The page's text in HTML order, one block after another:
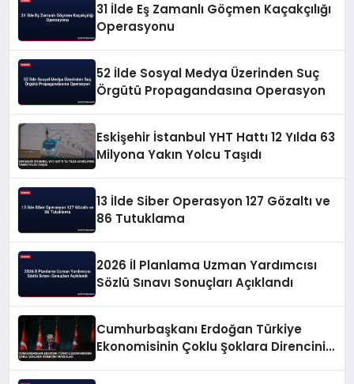
31 İlde Eş Zamanlı Göçmen Kaçakçılığı
Operasyonu
52 İlde Sosyal Medya Üzerinden Suç
Örgütü Propagandasına Operasyon
Eskişehir İstanbul YHT Hattı 12 Yılda 63
Milyona Yakın Yolcu Taşıdı
13 İlde Siber Operasyon 127 Gözaltı ve
86 Tutuklama
2026 İl Planlama Uzman Yardımcısı
Sözlü Sınavı Sonuçları Açıklandı
Cumhurbaşkanı Erdoğan Türkiye
Ekonomisinin Çoklu Şoklara Direncini